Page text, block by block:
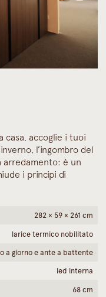
casa, accoglie i tuoi
l’ingombro del
arredamento: è un
i principi di
282 × 59 × 261 cm
larice termico nobilitato
a giorno e ante a battente
led interna
68 cm